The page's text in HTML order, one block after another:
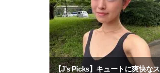
【J’s Picks】キュートに爽快なス